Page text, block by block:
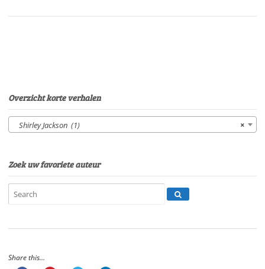
VerschuurenSpeelduur:
Overzicht korte verhalen
×
Shirley Jackson (1)
Zoek uw favoriete auteur
Share this...